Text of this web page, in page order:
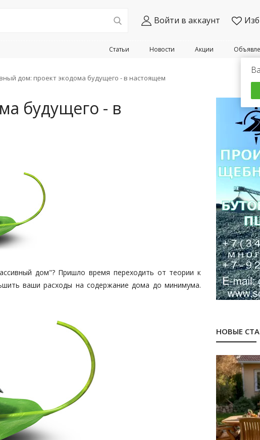
Войти в аккаунт
Акции
Новости
Статьи
дом: проект экодома будущего - в настоящем
будущего - в
дом"? Пришло время переходить от теории к
ваши расходы на содержание дома до минимума.
НОВЫЕ